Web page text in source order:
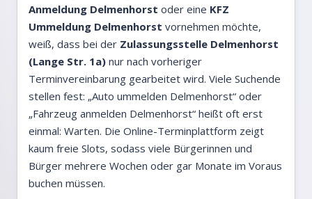
Anmeldung Delmenhorst oder eine KFZ
Ummeldung Delmenhorst vornehmen möchte,
weiß, dass bei der Zulassungsstelle Delmenhorst
(Lange Str. 1a) nur nach vorheriger
Terminvereinbarung gearbeitet wird. Viele Suchende
stellen fest: „Auto ummelden Delmenhorst“ oder
„Fahrzeug anmelden Delmenhorst“ heißt oft erst
einmal: Warten. Die Online-Terminplattform zeigt
kaum freie Slots, sodass viele Bürgerinnen und
Bürger mehrere Wochen oder gar Monate im Voraus
buchen müssen.